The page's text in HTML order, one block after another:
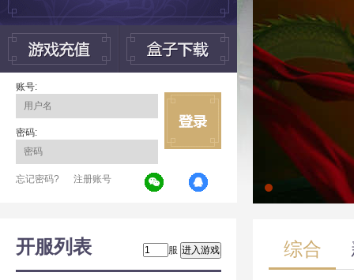
账号:
密码:
忘记密码? 注册账号
开服列表 服 综合